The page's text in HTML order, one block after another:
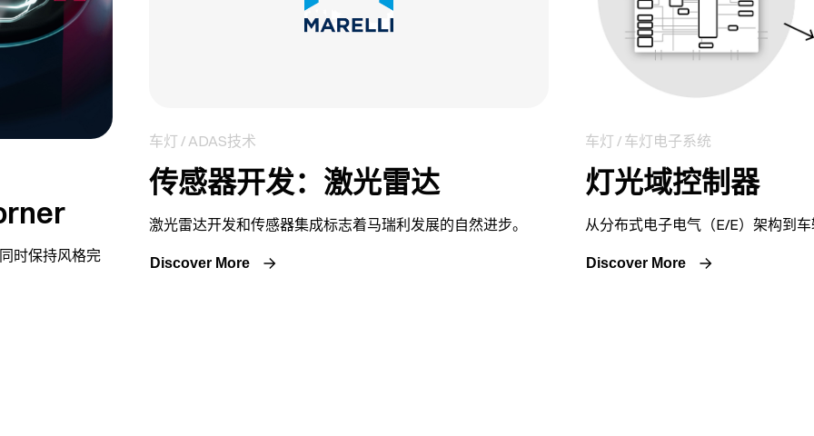
时保持风格完
车灯 / ADAS技术
传感器开发：激光雷达
激光雷达开发和传感器集成标志着马瑞利发展的自然进步。
Discover More
车灯 / 车灯电子系统
灯光域控制器
从分布式电子电气（E/E）架构到
Discover More